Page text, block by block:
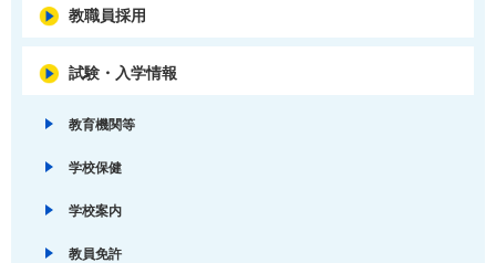
教職員採用
試験・入学情報
教育機関等
学校保健
学校案内
教員免許